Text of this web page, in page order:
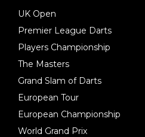
UK Open
Premier League Darts
Players Championship
The Masters
Grand Slam of Darts
European Tour
European Championship
World Grand Prix